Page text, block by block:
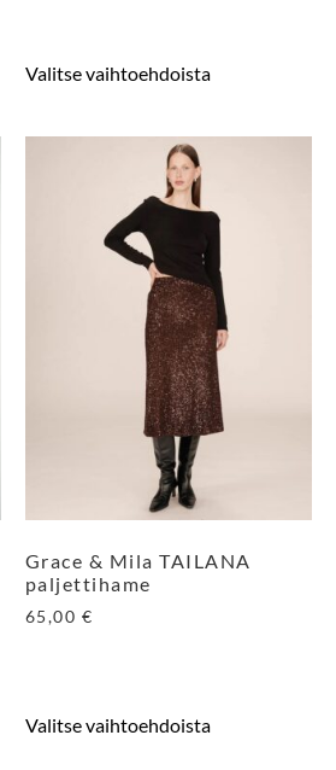
Valitse vaihtoehdoista
Grace & Mila TAILANA
paljettihame
65,00 €
Valitse vaihtoehdoista